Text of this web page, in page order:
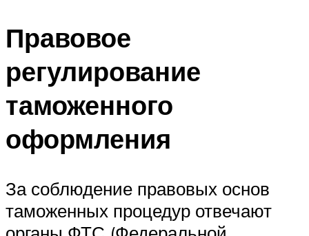
Правовое
регулирование
таможенного
оформления
За соблюдение правовых основ
таможенных процедур отвечают